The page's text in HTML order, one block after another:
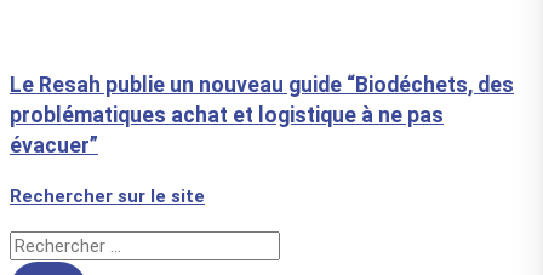
Le Resah publie un nouveau guide “Biodéchets, des
problématiques achat et logistique à ne pas
évacuer”
Rechercher sur le site